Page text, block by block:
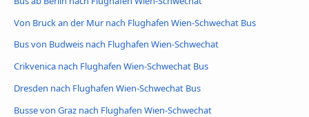
Von Bruck an der Mur nach Flughafen Wien-Schwechat Bus
Bus von Budweis nach Flughafen Wien-Schwechat
Crikvenica nach Flughafen Wien-Schwechat Bus
Dresden nach Flughafen Wien-Schwechat Bus
Busse von Graz nach Flughafen Wien-Schwechat